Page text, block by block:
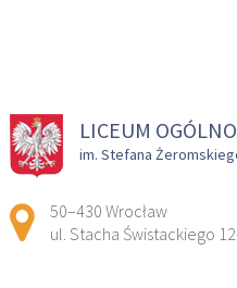
LICEUM
im. Stefana
Adres pocztowy:
50–430 Wrocław
ul. Stacha Świstackiego